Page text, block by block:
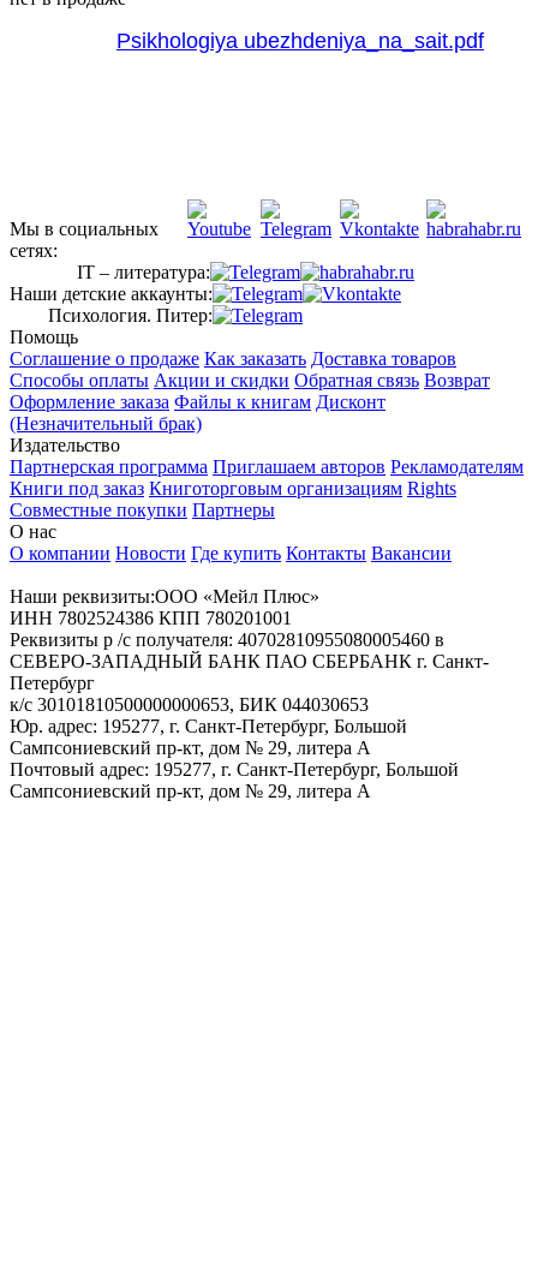
Мы в социальных
сетях:
IT – литература:
Наши детские аккаунты:
Психология. Питер:
Помощь
Соглашение о продаже Как заказать Доставка товаров
Способы оплаты Акции и скидки Обратная связь Возврат
Оформление заказа Файлы к книгам Дисконт
(Незначительный брак)
Издательство
Партнерская программа Приглашаем авторов Рекламодателям
Книги под заказ Книготорговым организациям Rights
Совместные покупки Партнеры
О нас
О компании Новости Где купить Контакты Вакансии
Наши реквизиты:ООО «Мейл Плюс»
ИНН 7802524386 КПП 780201001
Реквизиты р /с получателя: 40702810955080005460 в
СЕВЕРО-ЗАПАДНЫЙ БАНК ПАО СБЕРБАНК г. Санкт-
Петербург
к/с 30101810500000000653, БИК 044030653
Юр. адрес: 195277, г. Санкт-Петербург, Большой
Сампсониевский пр-кт, дом № 29, литера А
Почтовый адрес: 195277, г. Санкт-Петербург, Большой
Сампсониевский пр-кт, дом № 29, литера А